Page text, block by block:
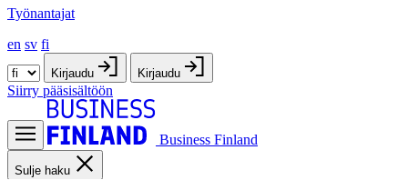
Työnantajat
en sv fi
Kirjaudu Kirjaudu
Siirry pääsisältöön
Business Finland
Sulje haku